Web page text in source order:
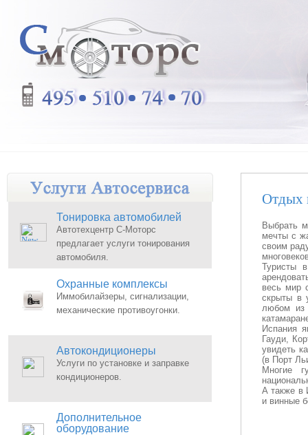
Тонировка автомобилей
Автотехцентр С-Моторс
предлагает услуги тонирования
автомобиля.
Охранные комплексы
Иммобилайзеры, сигнализации,
механические противоугонки.
Автокондиционеры
Услуги по установке и заправке
кондиционеров.
Дополнительное
оборудование
Отдых
Выбрать
мечты с
своим
Туристы
весь мир
скрыты в
любом из
Испания
Гауди,
увидеть
(в Порт
Многие
А также в
и винные